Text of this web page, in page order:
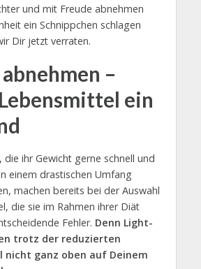
und mit Freude abnehmen
ein Schnippchen schlagen
Dir jetzt verraten.
–
ein
die ihr Gewicht gerne schnell und
einem drastischen Umfang
machen bereits bei der Auswahl
die sie im Rahmen ihrer Diät
Fehler. Denn Light-
trotz der reduzierten
nicht ganz oben auf Deinem